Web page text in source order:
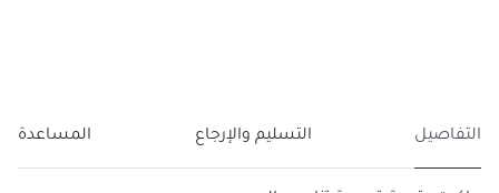
التفاصيل التسليم والإرجاع المساعدة